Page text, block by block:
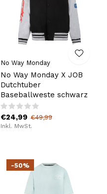
No Way Monday
No Way Monday X JOB
Dutchtuber
Baseballweste schwarz
€24,99 €49,99
Inkl. MwSt.
-50%